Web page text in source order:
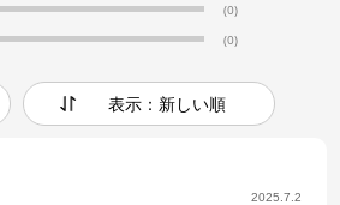
(0)
(0)
表示：新しい順
2025.7.2